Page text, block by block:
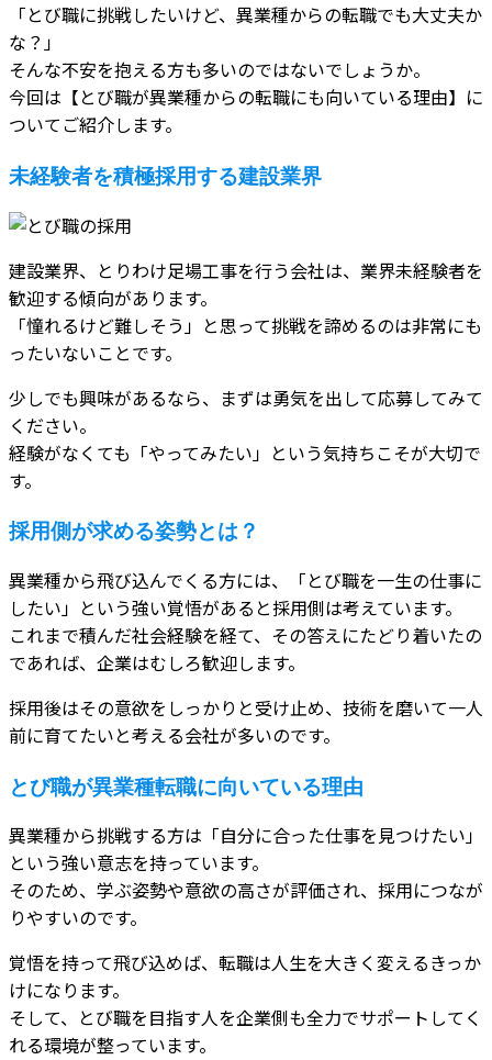
「とび職に挑戦したいけど、異業種からの転職でも大丈夫か
な？」
そんな不安を抱える方も多いのではないでしょうか。
今回は【とび職が異業種からの転職にも向いている理由】に
ついてご紹介します。
未経験者を積極採用する建設業界
建設業界、とりわけ足場工事を行う会社は、業界未経験者を
歓迎する傾向があります。
「憧れるけど難しそう」と思って挑戦を諦めるのは非常にも
ったいないことです。
少しでも興味があるなら、まずは勇気を出して応募してみて
ください。
経験がなくても「やってみたい」という気持ちこそが大切で
す。
採用側が求める姿勢とは？
異業種から飛び込んでくる方には、「とび職を一生の仕事に
したい」という強い覚悟があると採用側は考えています。
これまで積んだ社会経験を経て、その答えにたどり着いたの
であれば、企業はむしろ歓迎します。
採用後はその意欲をしっかりと受け止め、技術を磨いて一人
前に育てたいと考える会社が多いのです。
とび職が異業種転職に向いている理由
異業種から挑戦する方は「自分に合った仕事を見つけたい」
という強い意志を持っています。
そのため、学ぶ姿勢や意欲の高さが評価され、採用につなが
りやすいのです。
覚悟を持って飛び込めば、転職は人生を大きく変えるきっか
けになります。
そして、とび職を目指す人を企業側も全力でサポートしてく
れる環境が整っています。